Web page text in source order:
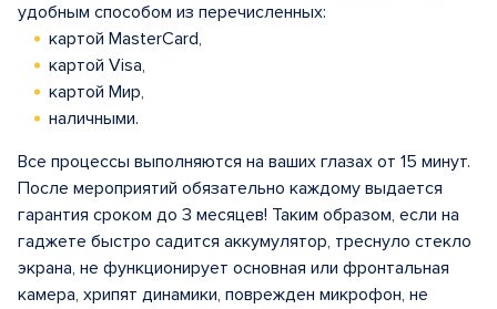
удобным способом из перечисленных:
картой MasterCard,
картой Visa,
картой Мир,
наличными.
Все процессы выполняются на ваших глазах от 15 минут.
После мероприятий обязательно каждому выдается
гарантия сроком до 3 месяцев! Таким образом, если на
гаджете быстро садится аккумулятор, треснуло стекло
экрана, не функционирует основная или фронтальная
камера, хрипят динамики, поврежден микрофон, не